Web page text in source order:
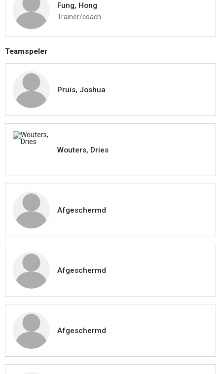
Fung, Hong
Trainer/coach
Teamspeler
Pruis, Joshua
Wouters, Dries
Afgeschermd
Afgeschermd
Afgeschermd